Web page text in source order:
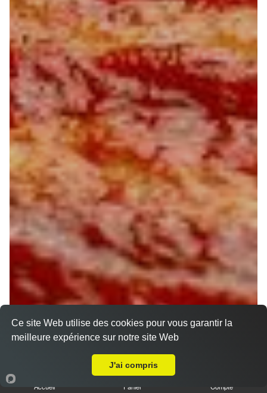
Accueil Panier Compte
Ce site Web utilise des cookies pour vous garantir la
meilleure expérience sur notre site Web
J'ai compris